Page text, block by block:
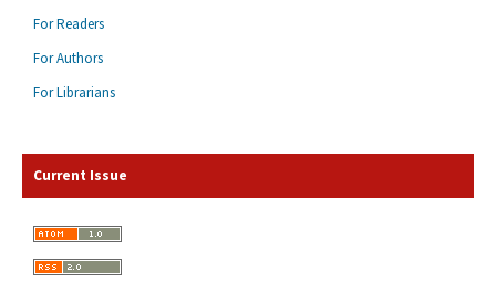
For Readers
For Authors
For Librarians
Current Issue